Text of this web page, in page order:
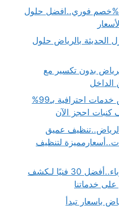
كهربائي منازل بالخرج بـ15%خصم فوري..افضل حلول
الحديثة بالرياض حلول
بدون تكسير مع
شركة تنظيف كنب بالرياض خدمات احترافية بـ99%
عميق
لتنظيف
كشف اعطال كابلات الكهرباء..أفضل 30 فنيًا لـكشف
باسعار تبدأ